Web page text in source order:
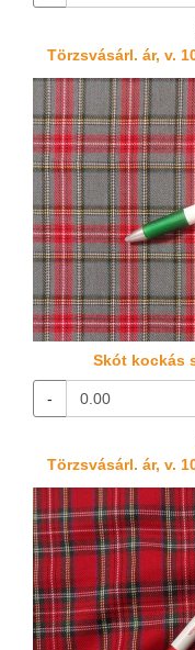
Törzsvásárl. ár, v.
Skót kockás
-
Törzsvásárl. ár, v.